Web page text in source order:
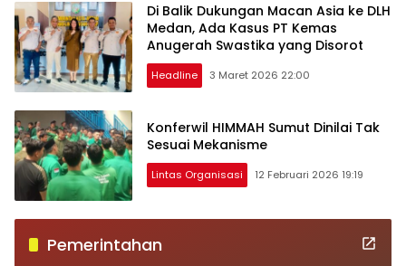
Di Balik Dukungan Macan Asia ke DLH
Medan, Ada Kasus PT Kemas
Anugerah Swastika yang Disorot
Headline 3 Maret 2026 22:00
Konferwil HIMMAH Sumut Dinilai Tak
Sesuai Mekanisme
Lintas Organisasi 12 Februari 2026 19:19
Pemerintahan